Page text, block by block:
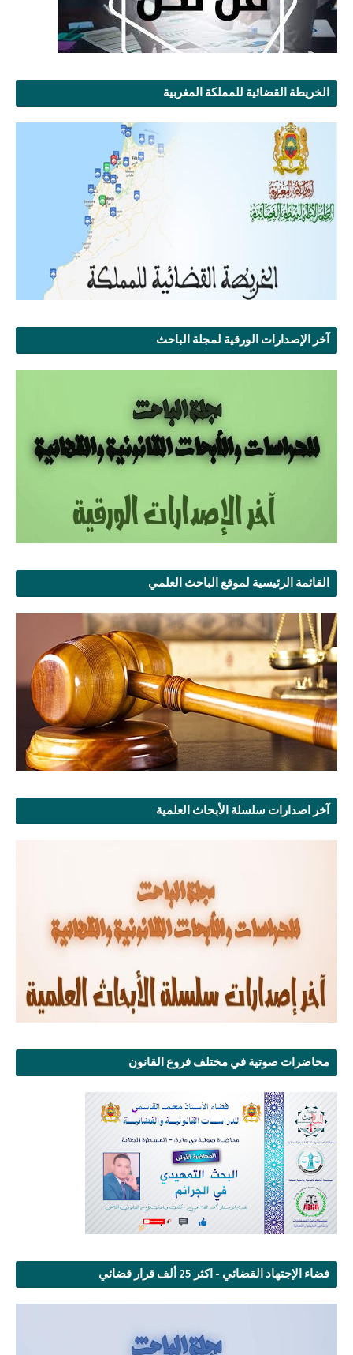
الخريطة القضائية للمملكة المغربية
آخر الإصدارات الورقية لمجلة الباحث
القائمة الرئيسية لموقع الباحث العلمي
آخر اصدارات سلسلة الأبحاث العلمية
محاضرات صوتية في مختلف فروع القانون
فضاء الإجتهاد القضائي - اكثر 25 ألف قرار قضائي